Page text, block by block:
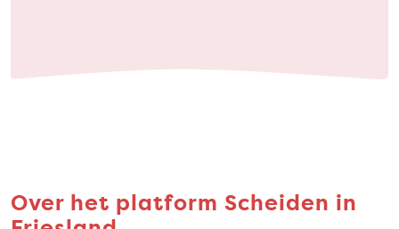
Over het platform Scheiden in